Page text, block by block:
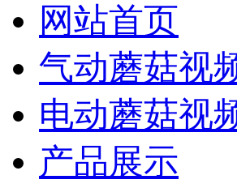
网站首页
气动蘑菇视
电动蘑菇视
产品展示